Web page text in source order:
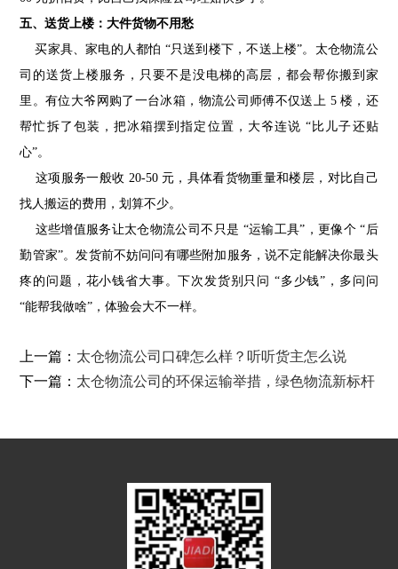
五、送货上楼：大件货物不用愁
买家具、家电的人都怕 “只送到楼下，不送上楼”。太仓物流公
司的送货上楼服务，只要不是没电梯的高层，都会帮你搬到家
里。有位大爷网购了一台冰箱，物流公司师傅不仅送上 5 楼，还
帮忙拆了包装，把冰箱摆到指定位置，大爷连说 “比儿子还贴
心”。
这项服务一般收 20-50 元，具体看货物重量和楼层，对比自己
找人搬运的费用，划算不少。
这些增值服务让太仓物流公司不只是 “运输工具”，更像个 “后
勤管家”。发货前不妨问问有哪些附加服务，说不定能解决你最头
疼的问题，花小钱省大事。下次发货别只问 “多少钱”，多问问
“能帮我做啥”，体验会大不一样。
上一篇： 太仓物流公司口碑怎么样？听听货主怎么说
下一篇： 太仓物流公司的环保运输举措，绿色物流新标杆